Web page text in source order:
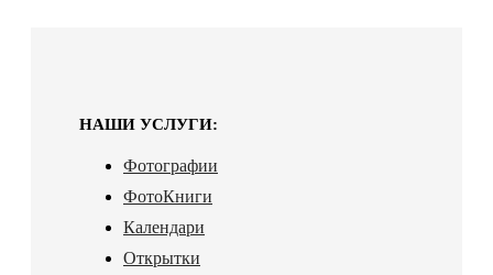
НАШИ УСЛУГИ:
Фотографии
ФотоКниги
Календари
Открытки